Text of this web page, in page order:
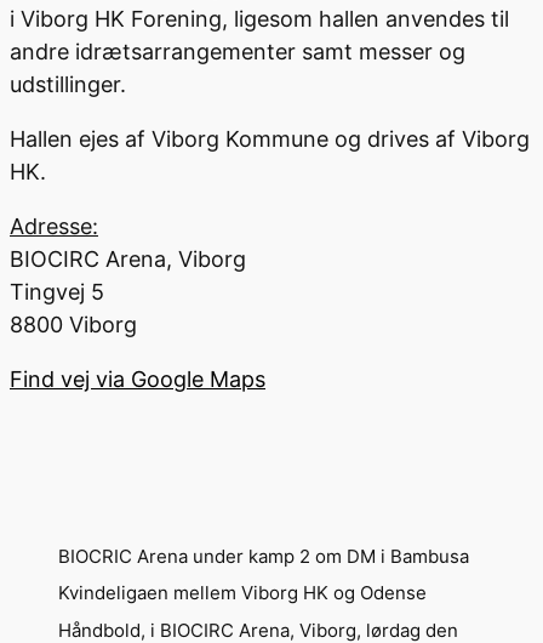
i Viborg HK Forening, ligesom hallen anvendes til
andre idrætsarrangementer samt messer og
udstillinger.
Hallen ejes af Viborg Kommune og drives af Viborg
HK.
Adresse:
BIOCIRC Arena, Viborg
Tingvej 5
8800 Viborg
Find vej via Google Maps
BIOCRIC Arena under kamp 2 om DM i Bambusa
Kvindeligaen mellem Viborg HK og Odense
Håndbold, i BIOCIRC Arena, Viborg, lørdag den